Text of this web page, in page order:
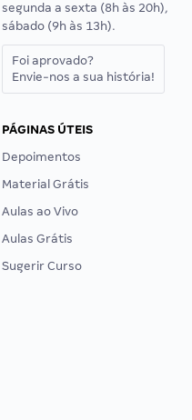
segunda a sexta (8h às 20h),
sábado (9h às 13h).
Foi aprovado?
Envie-nos a sua história!
PÁGINAS ÚTEIS
Depoimentos
Material Grátis
Aulas ao Vivo
Aulas Grátis
Sugerir Curso